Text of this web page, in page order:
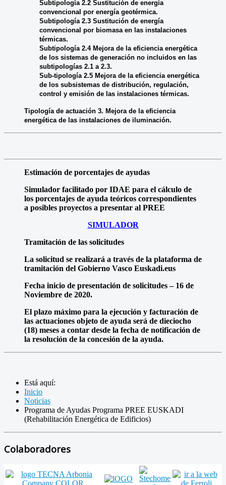
Subtipología 2.2 Sustitución de energía
convencional por energía geotérmica.
Subtipología 2.3 Sustitución de energía
convencional por biomasa en las instalaciones
térmicas.
Subtipología 2.4 Mejora de la eficiencia energética
de los sistemas de generación no incluidos en las
subtipologías 2.1 a 2.3.
Sub-tipología 2.5 Mejora de la eficiencia energética
de los subsistemas de distribución, regulación,
control y emisión de las instalaciones térmicas.
Tipología de actuación 3. Mejora de la eficiencia
energética de las instalaciones de iluminación.
Estimación de porcentajes de ayudas
Simulador facilitado por IDAE para el cálculo de
los porcentajes de ayuda teóricos correspondientes
a posibles proyectos a presentar al PREE
SIMULADOR
Tramitación de las solicitudes
La solicitud se realizará a través de la plataforma de
tramitación del Gobierno Vasco Euskadi.eus
Fecha inicio de presentación de solicitudes – 16 de
Noviembre de 2020.
El plazo máximo para la ejecución y facturación de
las actuaciones objeto de ayuda será de dieciocho
(18) meses a contar desde la fecha de notificación de
la resolución de la concesión de la ayuda.
Está aquí:
Inicio
Noticias
Programa de Ayudas Programa PREE EUSKADI
(Rehabilitación Energética de Edificios)
Colaboradores